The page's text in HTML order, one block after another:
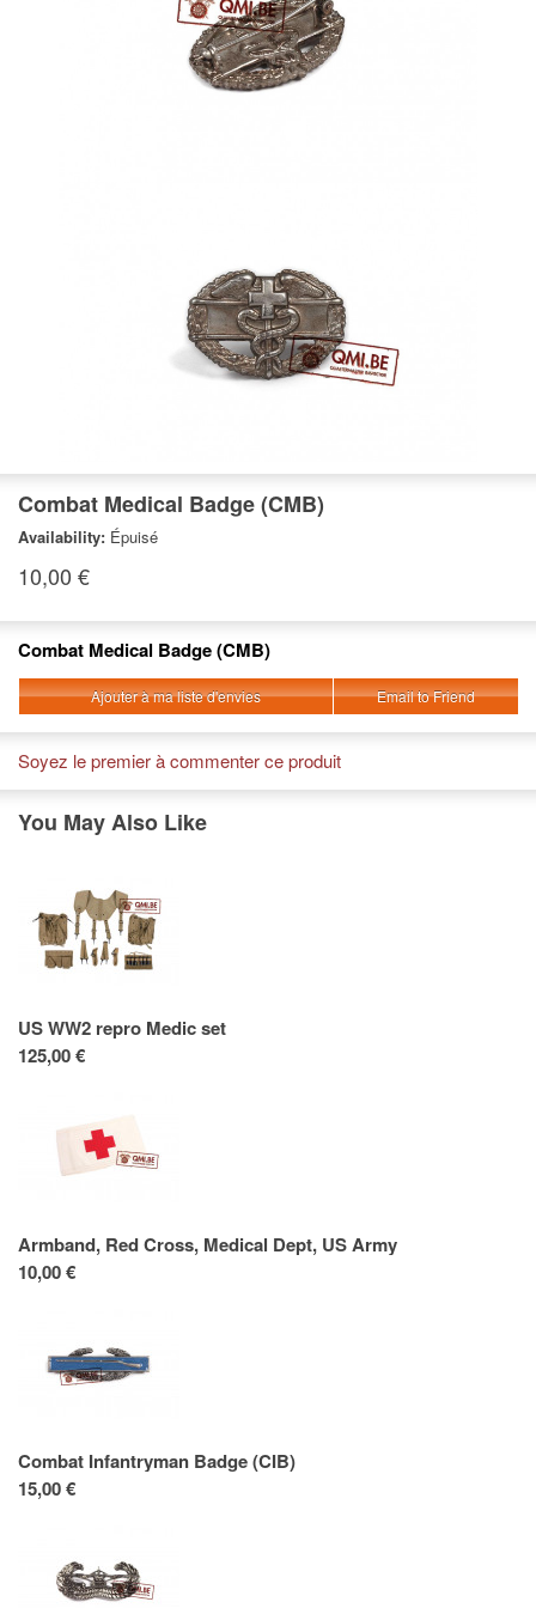
Combat Medical Badge (CMB)
Availability: Épuisé
10,00 €
Combat Medical Badge (CMB)
Ajouter à ma liste d'envies Email to Friend
Soyez le premier à commenter ce produit
You May Also Like
US WW2 repro Medic set
125,00 €
Armband, Red Cross, Medical Dept, US Army
10,00 €
Combat Infantryman Badge (CIB)
15,00 €